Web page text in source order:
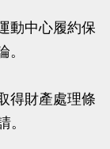
動中心履約保
財產處理條
。